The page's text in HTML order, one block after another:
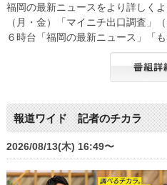
福岡の最新ニュースをより詳しく
（月・金）「マイニチ出口調査」
６時台「福岡の最新ニュース」「も
報道ワイド 記者のチカラ
2026/08/13(木) 16:49〜